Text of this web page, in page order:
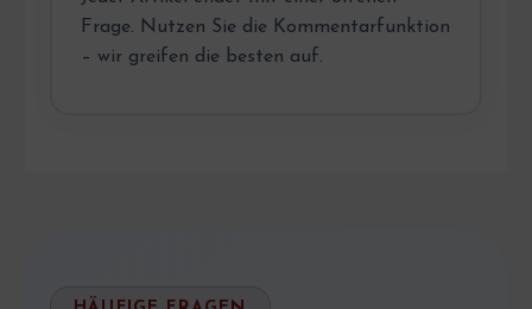
Frage. Nutzen Sie die Kommentarfunktion
– wir greifen die besten auf.